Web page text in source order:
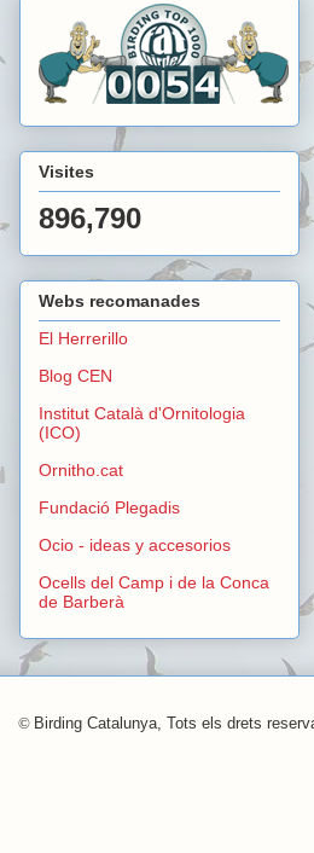
Visites
896,790
Webs recomanades
El Herrerillo
Blog CEN
Institut Català d'Ornitologia
(ICO)
Ornitho.cat
Fundació Plegadis
Ocio - ideas y accesorios
Ocells del Camp i de la Conca
de Barberà
© Birding Catalunya, Tots els drets